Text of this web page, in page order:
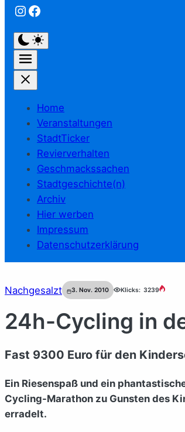
Instagram
Facebook
Home
Veranstaltungen
StadtTicker
Revierverhalten
Geschmackssachen
Stadtgeschichte(n)
Archiv
Hier werben
Impressum
Datenschutzerklärung
Nachgesalzt 3. Nov. 2010 Klicks: 3239
24h-Cycling in
Fast 9300 Euro für den
Ein Riesenspaß und ein
Cycling-Marathon zu Gunsten des
erradelt.